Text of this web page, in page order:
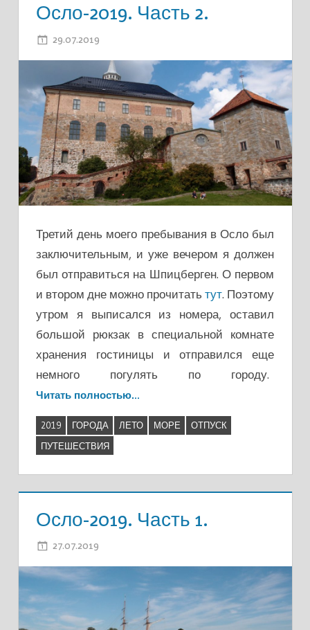
Осло-2019. Часть 2.
29.07.2019
Третий день моего пребывания в Осло был
заключительным, и уже вечером я должен
был отправиться на Шпицберген. О первом
и втором дне можно прочитать тут. Поэтому
утром я выписался из номера, оставил
большой рюкзак в специальной комнате
хранения гостиницы и отправился еще
немного погулять по городу.
Читать полностью…
2019 ГОРОДА ЛЕТО МОРЕ
ОТПУСК
ПУТЕШЕСТВИЯ
Осло-2019. Часть 1.
27.07.2019